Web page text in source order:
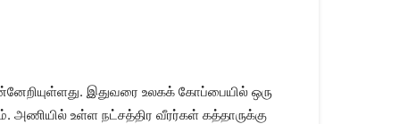
இதுவரை உலகக் கோப்பையில் ஒரு
அணியில் உள்ள நட்சத்திர வீரர்கள் கத்தாருக்கு